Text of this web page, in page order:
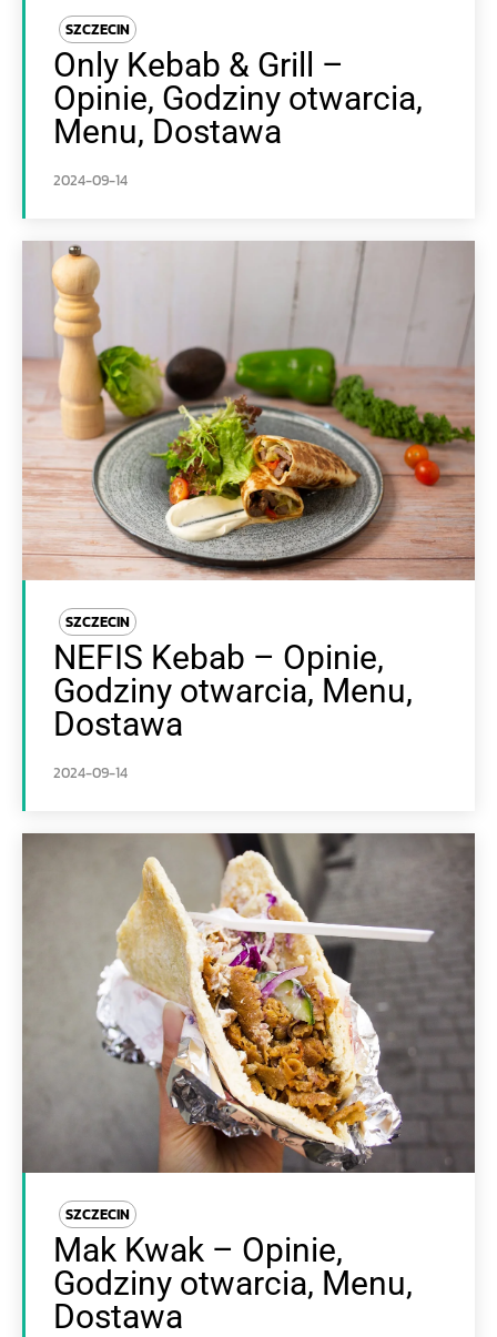
SZCZECIN
Only Kebab & Grill –
Opinie, Godziny otwarcia,
Menu, Dostawa
2024-09-14
SZCZECIN
NEFIS Kebab – Opinie,
Godziny otwarcia, Menu,
Dostawa
2024-09-14
SZCZECIN
Mak Kwak – Opinie,
Godziny otwarcia, Menu,
Dostawa